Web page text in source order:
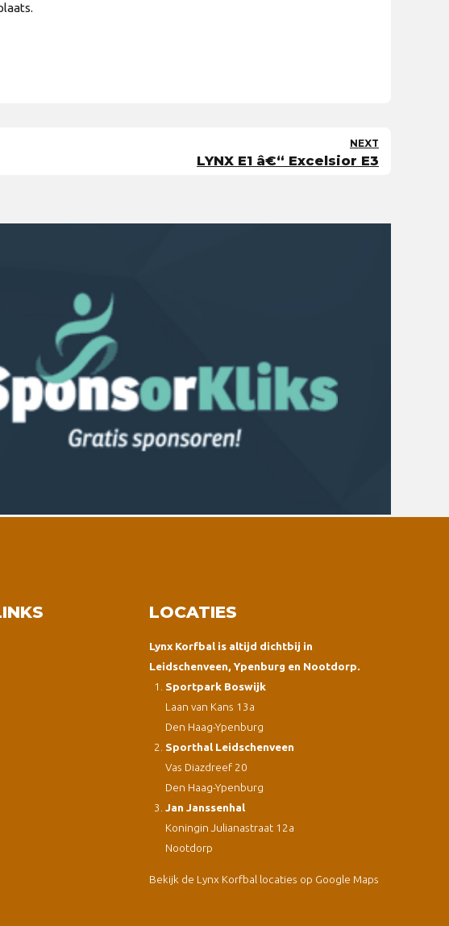
NEXT
LYNX E1 â€“ Excelsior E3
LOCATIES
Lynx Korfbal is altijd dichtbij in
Leidschenveen, Ypenburg en Nootdorp.
Sportpark Boswijk
Laan van Kans 13a
Den Haag-Ypenburg
Sporthal Leidschenveen
Vas Diazdreef 20
Den Haag-Ypenburg
Jan Janssenhal
Koningin Julianastraat 12a
Nootdorp
Bekijk de Lynx Korfbal locaties op Google Maps